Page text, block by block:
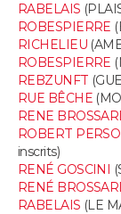
Carte de Noël
Carte Bonne année
Carte Saint-Valentin
Carte Pâques
Carte
DICTIONNAIRE
Dictionnaire
Biographies
Citations
Expressions
Proverbes
PROGRAMME TV
COPAINS D'AVANT
S'inscrire
Se connecter
Lycées
Collèges
Primaires
Universités
Entreprises
Service militaire
Avis de recherche
AVIS DE DÉCÈS
FORUM
RABELAIS
ROBESPIERRE
RICHELIEU
ROBESPIERRE
REBZUNFT
RUE BÊCHE
RENE
ROBERT
inscrits)
RENÉ GOSCINI
RENÉ
RABELAIS (LE